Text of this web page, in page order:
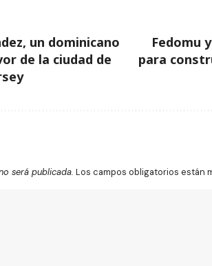
un dominicano
de la ciudad de
Fedomu
para
será publicada. Los campos obligatorios están